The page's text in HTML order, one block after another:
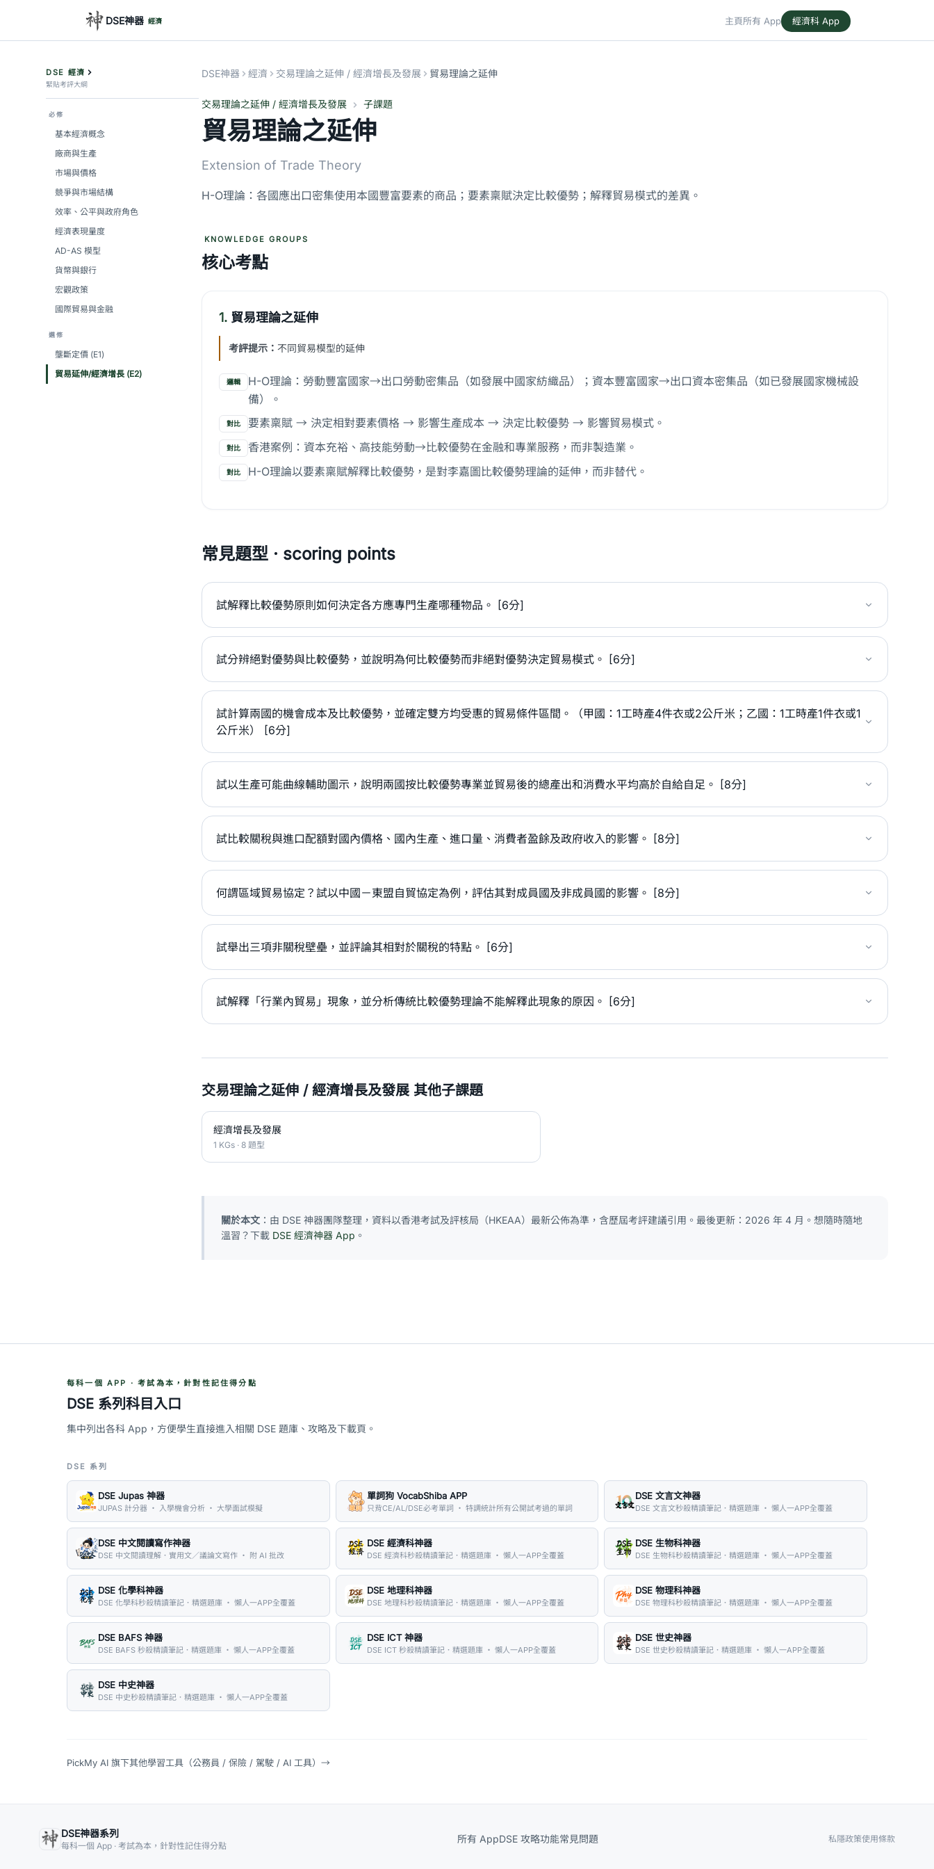
DSE神器 經濟 主頁所有 App 經濟科 App
DSE 經濟
緊貼考評大綱
必修
基本經濟概念
廠商與生產
市場與價格
競爭與市場結構
效率、公平與政府角色
經濟表現量度
AD-AS 模型
貨幣與銀行
宏觀政策
國際貿易與金融
選修
壟斷定價 (E1)
貿易延伸/經濟增長 (E2)
DSE神器 經濟 交易理論之延伸 / 經濟增長及發展 貿易理論之延伸
交易理論之延伸 / 經濟增長及發展 子課題
貿易理論之延伸
Extension of Trade Theory
H-O理論：各國應出口密集使用本國豐富要素的商品；要素稟賦決定比較優勢；解釋貿易模式的差異。
KNOWLEDGE GROUPS
核心考點
1. 貿易理論之延伸
考評提示： 不同貿易模型的延伸
邏輯
H-O理論：勞動豐富國家→出口勞動密集品（如發展中國家紡織品）；資本豐富國家→出口資本密集品（如已發展國家機械設
備）。
對比 要素稟賦 → 決定相對要素價格 → 影響生產成本 → 決定比較優勢 → 影響貿易模式。
對比 香港案例：資本充裕、高技能勞動→比較優勢在金融和專業服務，而非製造業。
對比 H-O理論以要素稟賦解釋比較優勢，是對李嘉圖比較優勢理論的延伸，而非替代。
常見題型 · scoring points
試解釋比較優勢原則如何決定各方應專門生產哪種物品。 [6分]
試分辨絕對優勢與比較優勢，並說明為何比較優勢而非絕對優勢決定貿易模式。 [6分]
試計算兩國的機會成本及比較優勢，並確定雙方均受惠的貿易條件區間。（甲國：1工時產4件衣或2公斤米；乙國：1工時產1件衣或1
公斤米） [6分]
試以生產可能曲線輔助圖示，說明兩國按比較優勢專業並貿易後的總產出和消費水平均高於自給自足。 [8分]
試比較關稅與進口配額對國內價格、國內生產、進口量、消費者盈餘及政府收入的影響。 [8分]
何謂區域貿易協定？試以中國－東盟自貿協定為例，評估其對成員國及非成員國的影響。 [8分]
試舉出三項非關稅壁壘，並評論其相對於關稅的特點。 [6分]
試解釋「行業內貿易」現象，並分析傳統比較優勢理論不能解釋此現象的原因。 [6分]
交易理論之延伸 / 經濟增長及發展 其他子課題
經濟增長及發展
1 KGs · 8 題型
關於本文 ：由 DSE 神器團隊整理，資料以香港考試及評核局（HKEAA）最新公佈為準，含歷屆考評建議引用。最後更新：2026 年 4 月。想隨時隨地
溫習？下載 DSE 經濟神器 App 。
每科一個 APP · 考試為本，針對性記住得分點
DSE 系列科目入口
集中列出各科 App，方便學生直接進入相關 DSE 題庫、攻略及下載頁。
DSE 系列
DSE Jupas 神器
JUPAS 計分器 ・ 入學機會分析 ・ 大學面試模擬
單詞狗 VocabShiba APP
只背CE/AL/DSE必考單詞 ・ 特調統計所有公開試考過的單詞
DSE 文言文神器
DSE 文言文秒殺精讀筆記．精選題庫 ・ 懶人一APP全覆蓋
DSE 中文閱讀寫作神器
DSE 中文閱讀理解．實用文／議論文寫作 ・ 附 AI 批改
DSE 經濟科神器
DSE 經濟科秒殺精讀筆記．精選題庫 ・ 懶人一APP全覆蓋
DSE 生物科神器
DSE 生物科秒殺精讀筆記．精選題庫 ・ 懶人一APP全覆蓋
DSE 化學科神器
DSE 化學科秒殺精讀筆記．精選題庫 ・ 懶人一APP全覆蓋
DSE 地理科神器
DSE 地理科秒殺精讀筆記．精選題庫 ・ 懶人一APP全覆蓋
DSE 物理科神器
DSE 物理科秒殺精讀筆記．精選題庫 ・ 懶人一APP全覆蓋
DSE BAFS 神器
DSE BAFS 秒殺精讀筆記．精選題庫 ・ 懶人一APP全覆蓋
DSE ICT 神器
DSE ICT 秒殺精讀筆記．精選題庫 ・ 懶人一APP全覆蓋
DSE 世史神器
DSE 世史秒殺精讀筆記．精選題庫 ・ 懶人一APP全覆蓋
DSE 中史神器
DSE 中史秒殺精讀筆記．精選題庫 ・ 懶人一APP全覆蓋
PickMy AI 旗下其他學習工具（公務員 / 保險 / 駕駛 / AI 工具） →
DSE神器系列
每科一個 App · 考試為本，針對性記住得分點
所有 AppDSE 攻略功能常見問題 私隱政策使用條款